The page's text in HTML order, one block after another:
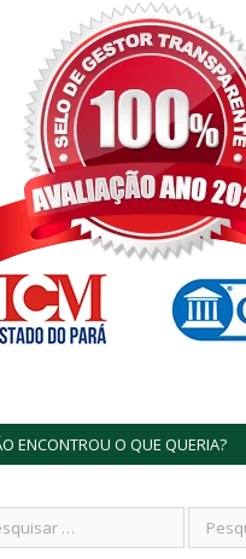
ENCONTROU O QUE QUERIA?